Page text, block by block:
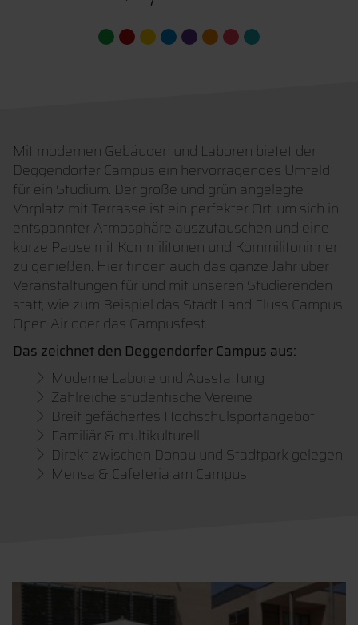
Mit modernen Gebäuden und Laboren bietet der
Deggendorfer Campus ein hervorragendes Umfeld
für ein Studium. Der große und grün angelegte
Vorplatz mit Terrasse ist ein perfekter Ort, um sich in
entspannter Atmosphäre auszutauschen und eine
kurze Pause mit Kommilitonen und Kommilitoninnen
zu genießen. Hier finden auch das ganze Jahr über
Veranstaltungen für und mit unseren Studierenden
statt, wie zum Beispiel das Stadt Land Fluss Campus
Open Air oder das Campusfest.
Das zeichnet den Deggendorfer Campus aus:
Moderne Labore und Ausstattung
Zahlreiche studentische Vereine
Breit gefächertes Hochschulsportangebot
Familiär & multikulturell
Direkt zwischen Donau und Stadtpark gelegen
Mensa & Cafeteria am Campus